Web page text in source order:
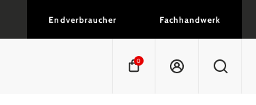
Endverbraucher Fachhandwerk
0